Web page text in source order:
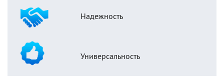
Надежность
Универсальность